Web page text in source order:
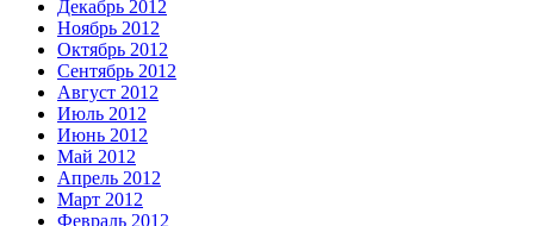
Декабрь 2012
Ноябрь 2012
Октябрь 2012
Сентябрь 2012
Август 2012
Июль 2012
Июнь 2012
Май 2012
Апрель 2012
Март 2012
Февраль 2012